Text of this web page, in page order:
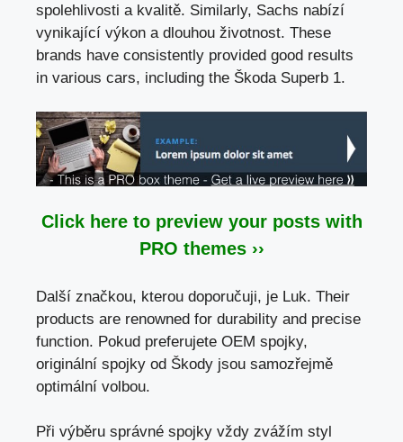
spolehlivosti a kvalitě. Similarly, Sachs nabízí
vynikající výkon a dlouhou životnost. These
brands have consistently provided good results
in various cars, including the Škoda Superb 1.
Click here to preview your posts with
PRO themes ››
Další značkou, kterou doporučuji, je Luk. Their
products are renowned for durability and precise
function. Pokud preferujete OEM spojky,
originální spojky od Škody jsou samozřejmě
optimální volbou.
Při výběru správné spojky vždy zvážím styl